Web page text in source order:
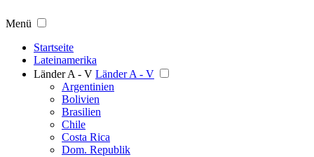
Menü
Startseite
Lateinamerika
Länder A - V Länder A - V
Argentinien
Bolivien
Brasilien
Chile
Costa Rica
Dom. Republik